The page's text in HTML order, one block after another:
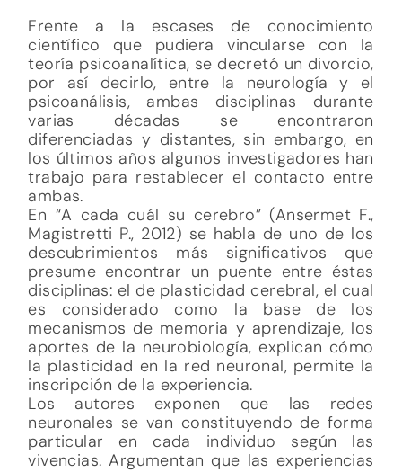
Frente a la escases de conocimiento
científico que pudiera vincularse con la
teoría psicoanalítica, se decretó un divorcio,
por así decirlo, entre la neurología y el
psicoanálisis, ambas disciplinas durante
varias décadas se encontraron
diferenciadas y distantes, sin embargo, en
los últimos años algunos investigadores han
trabajo para restablecer el contacto entre
ambas.
En “A cada cuál su cerebro” (Ansermet F.,
Magistretti P., 2012) se habla de uno de los
descubrimientos más significativos que
presume encontrar un puente entre éstas
disciplinas: el de plasticidad cerebral, el cual
es considerado como la base de los
mecanismos de memoria y aprendizaje, los
aportes de la neurobiología, explican cómo
la plasticidad en la red neuronal, permite la
inscripción de la experiencia.
Los autores exponen que las redes
neuronales se van constituyendo de forma
particular en cada individuo según las
vivencias. Argumentan que las experiencias